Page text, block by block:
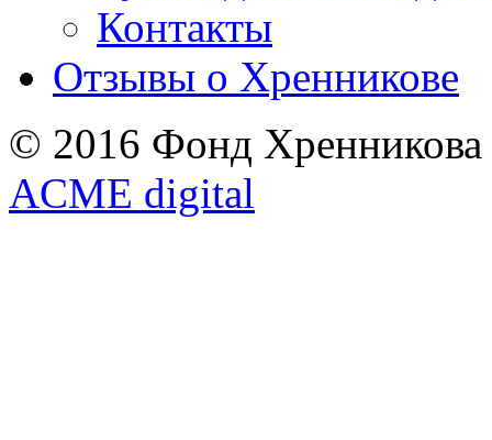
Контакты
Отзывы о Хренникове
© 2016 Фонд Хренникова
ACME digital